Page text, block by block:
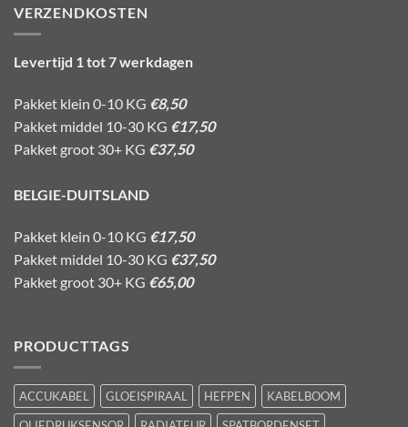
VERZENDKOSTEN
Levertijd 1 tot 7 werkdagen
Pakket klein 0-10 KG €8,50
Pakket middel 10-30 KG €17,50
Pakket groot 30+ KG €37,50
BELGIE-DUITSLAND
Pakket klein 0-10 KG €17,50
Pakket middel 10-30 KG €37,50
Pakket groot 30+ KG €65,00
PRODUCTTAGS
ACCUKABEL GLOEISPIRAAL HEFPEN
KABELBOOM